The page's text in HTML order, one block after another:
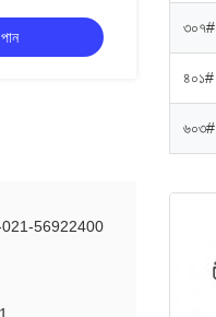
56922400
৩০৭#
৪০১#
৬০৩#